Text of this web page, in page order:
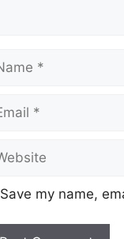
Save my name,